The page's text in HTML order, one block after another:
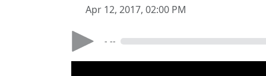
Apr 12, 2017, 02:00 PM
- --